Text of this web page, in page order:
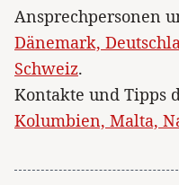
Ansprechpersonen
Dänemark,
Schweiz.
Kontakte und Tipps
Kolumbien, Malta,